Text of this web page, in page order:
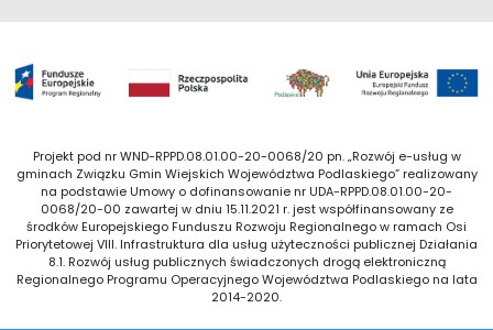
Projekt pod nr WND-RPPD.08.01.00-20-0068/20 pn. „Rozwój e-usług w
gminach Związku Gmin Wiejskich Województwa Podlaskiego” realizowany
na podstawie Umowy o dofinansowanie nr UDA-RPPD.08.01.00-20-
0068/20-00 zawartej w dniu 15.11.2021 r. jest współfinansowany ze
środków Europejskiego Funduszu Rozwoju Regionalnego w ramach Osi
Priorytetowej VIII. Infrastruktura dla usług użyteczności publicznej Działania
8.1. Rozwój usług publicznych świadczonych drogą elektroniczną
Regionalnego Programu Operacyjnego Województwa Podlaskiego na lata
2014-2020.